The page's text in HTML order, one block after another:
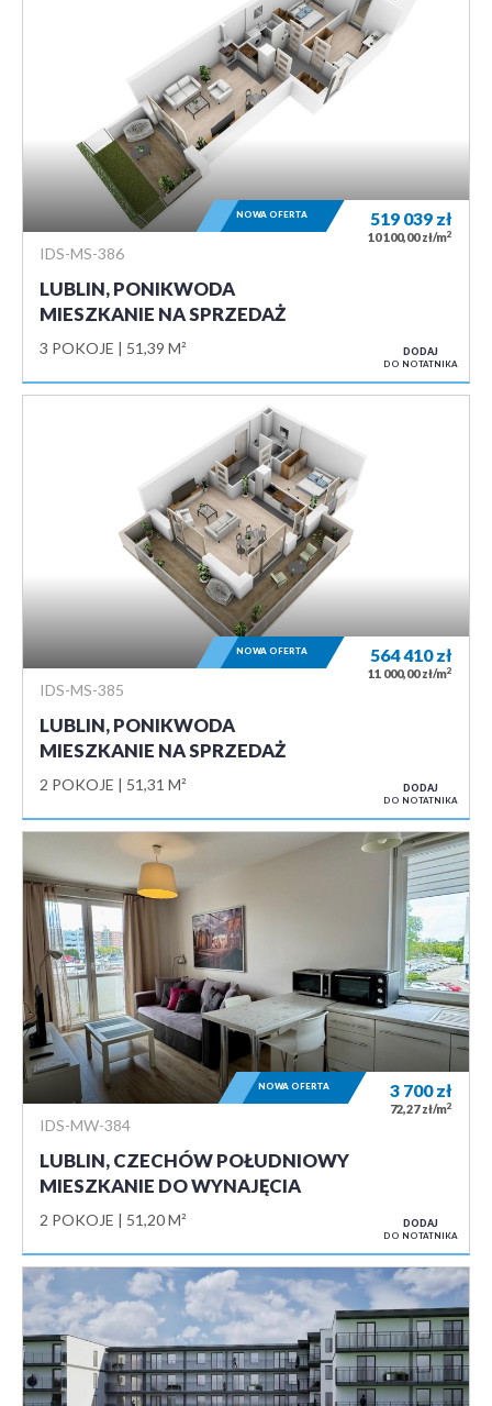
IDS-MS-386
LUBLIN, PONIKWODA
MIESZKANIE NA SPRZEDAŻ
3 POKOJE 51,39 M²
519 039 zł
10 100,00 zł/m2
NOWA OFERTA
DODAJ
DO NOTATNIKA
IDS-MS-385
LUBLIN, PONIKWODA
MIESZKANIE NA SPRZEDAŻ
2 POKOJE 51,31 M²
564 410zł
11 000,00 zł/m2
NOWA OFERTA
DODAJ
DO NOTATNIKA
IDS-MW-384
LUBLIN, CZECHÓW POŁUDNIOWY
MIESZKANIE DO WYNAJĘCIA
2 POKOJE 51,20 M²
3 700zł
72,27 zł/m2
NOWA OFERTA
DODAJ
DO NOTATNIKA